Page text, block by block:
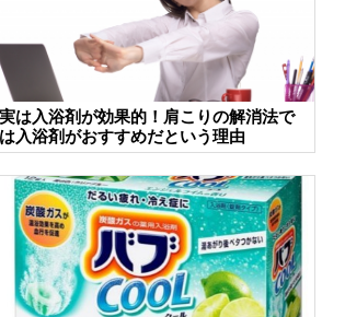
実は入浴剤が効果的！肩こりの解消法で
は入浴剤がおすすめだという理由